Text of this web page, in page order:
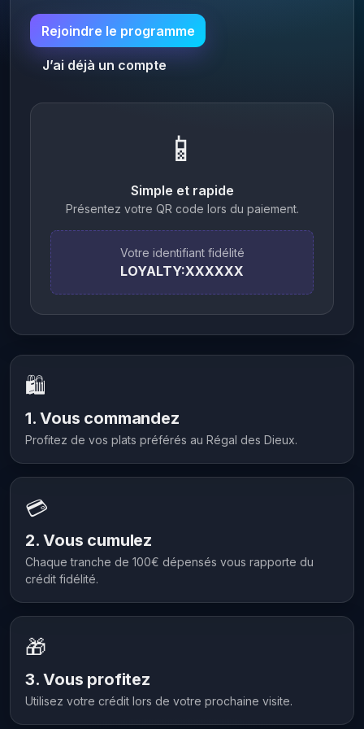
Rejoindre le programme
J’ai déjà un compte
📱
Simple et rapide
Présentez votre QR code lors du paiement.
Votre identifiant fidélité
LOYALTY:XXXXXX
🛍️
1. Vous commandez
Profitez de vos plats préférés au Régal des Dieux.
💳
2. Vous cumulez
Chaque tranche de 100€ dépensés vous rapporte du
crédit fidélité.
🎁
3. Vous profitez
Utilisez votre crédit lors de votre prochaine visite.